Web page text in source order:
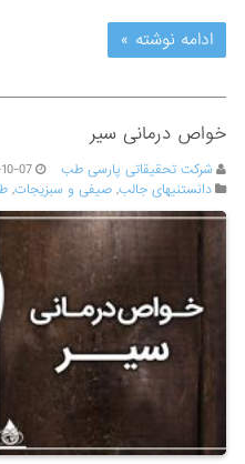
ادامه نوشته »
خواص درمانی سیر
شرکت تحقیقاتی پارسی طب
07
دانستنیهای جالب,صیفی و سبزیجات,